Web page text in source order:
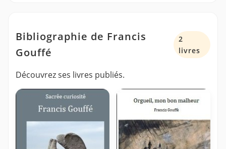
Bibliographie de Francis
Gouffé
2
livres
Découvrez ses livres publiés.